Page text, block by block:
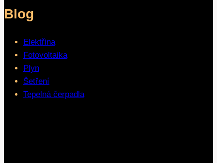
Blog
Elektřina
Fotovoltaika
Plyn
Šetření
Tepelná čerpadla